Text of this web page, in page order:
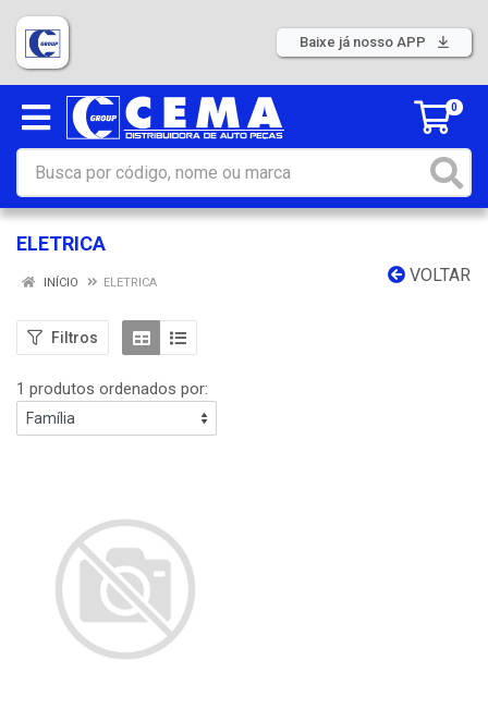
Baixe já nosso APP
0
ELETRICA
VOLTAR
INÍCIO ELETRICA
Filtros
1 produtos ordenados por: